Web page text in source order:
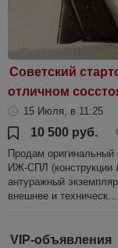
Советский
отличном
15 Июля, в 11:25
10 500 руб.
Продам оригинальный
ИЖ-СПЛ (конструкции
антуражный
внешнее и техническ...
VIP-объявления